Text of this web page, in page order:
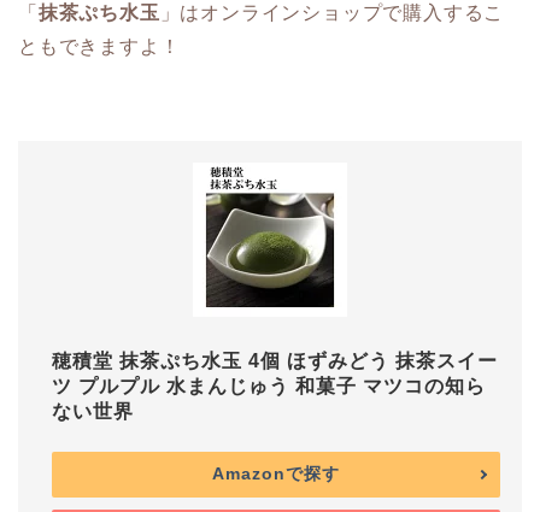
「 抹茶ぷち水玉 」はオンラインショップで購入するこ
ともできますよ！
穂積堂 抹茶ぷち水玉 4個 ほずみどう 抹茶スイー
ツ プルプル 水まんじゅう 和菓子 マツコの知ら
ない世界
Amazonで探す